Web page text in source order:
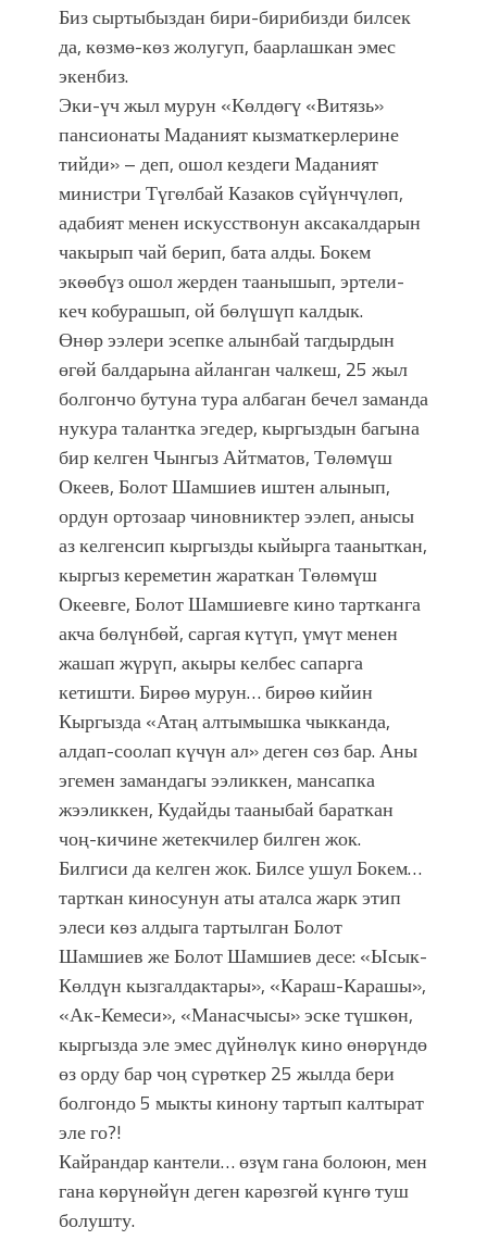
Биз сыртыбыздан бири-бирибизди билсек
да, көзмө-көз жолугуп, баарлашкан эмес
экенбиз.
Эки-үч жыл мурун «Көлдөгү «Витязь»
пансионаты Маданият кызматкерлерине
тийди» – деп, ошол кездеги Маданият
министри Түгөлбай Казаков сүйүнчүлөп,
адабият менен искусствонун аксакалдарын
чакырып чай берип, бата алды. Бокем
экөөбүз ошол жерден таанышып, эртели-
кеч кобурашып, ой бөлүшүп калдык.
Өнөр ээлери эсепке алынбай тагдырдын
өгөй балдарына айланган чалкеш, 25 жыл
болгончо бутуна тура албаган бечел заманда
нукура талантка эгедер, кыргыздын багына
бир келген Чынгыз Айтматов, Төлөмүш
Океев, Болот Шамшиев иштен алынып,
ордун ортозаар чиновниктер ээлеп, анысы
аз келгенсип кыргызды кыйырга тааныткан,
кыргыз кереметин жараткан Төлөмүш
Океевге, Болот Шамшиевге кино тартканга
акча бөлүнбөй, саргая күтүп, үмүт менен
жашап жүрүп, акыры келбес сапарга
кетишти. Бирөө мурун… бирөө кийин
Кыргызда «Атаң алтымышка чыкканда,
алдап-соолап күчүн ал» деген сөз бар. Аны
эгемен замандагы ээликкен, мансапка
жээликкен, Кудайды тааныбай бараткан
чоң-кичине жетекчилер билген жок.
Билгиси да келген жок. Билсе ушул Бокем…
тарткан киносунун аты аталса жарк этип
элеси көз алдыга тартылган Болот
Шамшиев же Болот Шамшиев десе: «Ысык-
Көлдүн кызгалдактары», «Караш-Карашы»,
«Ак-Кемеси», «Манасчысы» эске түшкөн,
кыргызда эле эмес дүйнөлүк кино өнөрүндө
өз орду бар чоң сүрөткер 25 жылда бери
болгондо 5 мыкты кинону тартып калтырат
эле го?!
Кайрандар кантели… өзүм гана болоюн, мен
гана көрүнөйүн деген карөзгөй күнгө туш
болушту.